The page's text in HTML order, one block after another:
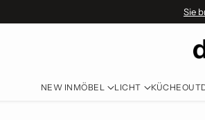
Sie
NEW IN MÖBEL LICHT KÜCHE